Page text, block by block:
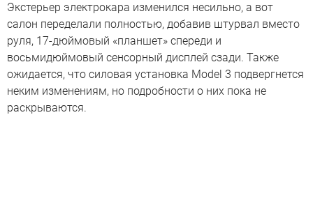
Экстерьер электрокара изменился несильно, а вот
салон переделали полностью, добавив штурвал вместо
руля, 17-дюймовый «планшет» спереди и
восьмидюймовый сенсорный дисплей сзади. Также
ожидается, что силовая установка Model 3 подвергнется
неким изменениям, но подробности о них пока не
раскрываются.